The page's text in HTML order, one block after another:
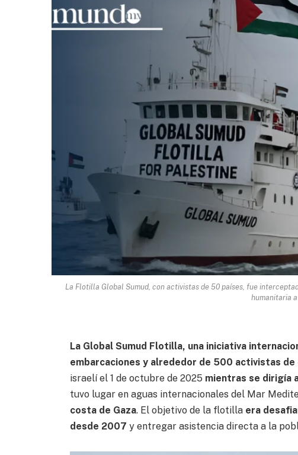
La Flotilla Global Sumud, con activistas de 50 países, fue
humanitaria a
La Global Sumud Flotilla, una iniciativa
embarcaciones y alrededor de 500 activistas de
israelí el 1 de octubre de 2025 mientras se dirigía
tuvo lugar en aguas internacionales del Mar
costa de Gaza. El objetivo de la flotilla era
desde 2007 y entregar asistencia directa a la